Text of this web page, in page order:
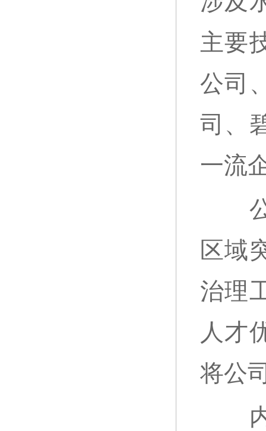
主要
公司
司、
一流
公
区域
治理
人才
将公
内